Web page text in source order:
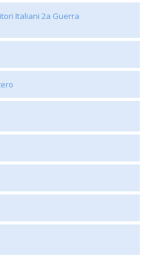
Italiani 2a Guerra